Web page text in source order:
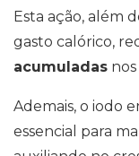
Esta ação, além
gasto calórico,
acumuladas
Ademais, o iodo
essencial para